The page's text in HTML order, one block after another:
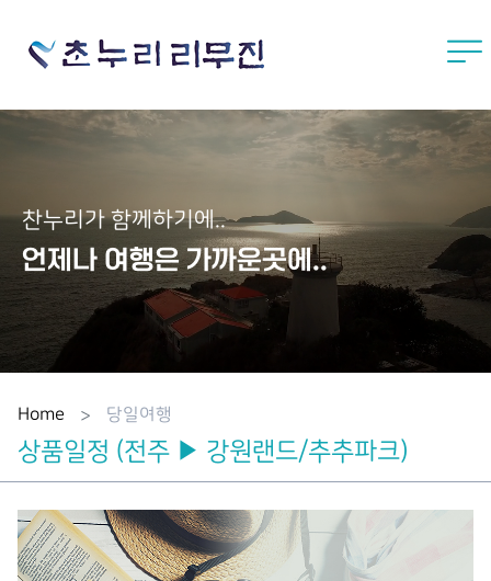
언제나 여행은 가까운곳에..
찬누리가 함께하기에..
Home 당일여행
상품일정 (전주 ▶ 강원랜드/추추파크)